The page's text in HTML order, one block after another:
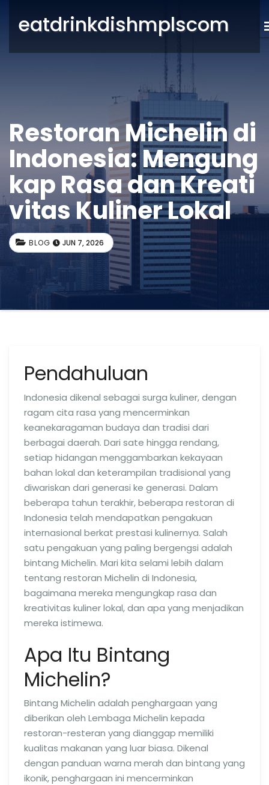
eatdrinkdishmplscom
Restoran Michelin di
Indonesia: Mengung
kap Rasa dan Kreati
vitas Kuliner Lokal
BLOG JUN 7, 2026
Pendahuluan
Indonesia dikenal sebagai surga kuliner, dengan
ragam cita rasa yang mencerminkan
keanekaragaman budaya dan tradisi dari
berbagai daerah. Dari sate hingga rendang,
setiap hidangan menggambarkan kekayaan
bahan lokal dan keterampilan tradisional yang
diwariskan dari generasi ke generasi. Dalam
beberapa tahun terakhir, beberapa restoran di
Indonesia telah mendapatkan pengakuan
internasional berkat prestasi kulinernya. Salah
satu pengakuan yang paling bergengsi adalah
bintang Michelin. Mari kita selami lebih dalam
tentang restoran Michelin di Indonesia,
bagaimana mereka mengungkap rasa dan
kreativitas kuliner lokal, dan apa yang menjadikan
mereka istimewa.
Apa Itu Bintang
Michelin?
Bintang Michelin adalah penghargaan yang
diberikan oleh Lembaga Michelin kepada
restoran-resteran yang dianggap memiliki
kualitas makanan yang luar biasa. Dikenal
dengan panduan warna merah dan bintang yang
ikonik, penghargaan ini mencerminkan